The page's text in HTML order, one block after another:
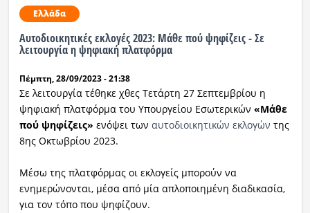
Ελλάδα
Αυτοδιοικητικές εκλογές 2023: Μάθε πού ψηφίζεις - Σε
λειτουργία η ψηφιακή πλατφόρμα
Πέμπτη, 28/09/2023 - 21:38
Σε λειτουργία τέθηκε χθες Τετάρτη 27 Σεπτεμβρίου η
ψηφιακή πλατφόρμα του Υπουργείου Εσωτερικών «Μάθε
πού ψηφίζεις» ενόψει των αυτοδιοικητικών εκλογών της
8ης Οκτωβρίου 2023.
Μέσω της πλατφόρμας οι εκλογείς μπορούν να
ενημερώνονται, μέσα από μία απλοποιημένη διαδικασία,
για τον τόπο που ψηφίζουν.